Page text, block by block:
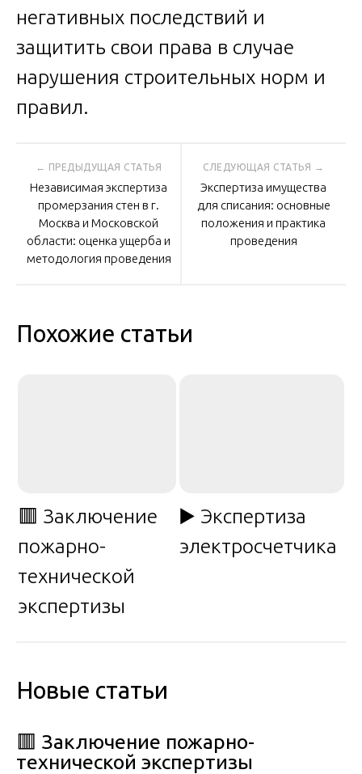
негативных последствий и
защитить свои права в случае
нарушения строительных норм и
правил.
Навигация
по
записям
Независимая экспертиза
промерзания стен в г.
Москва и Московской
области: оценка ущерба и
методология проведения
Экспертиза имущества
для списания: основные
положения и практика
проведения
Похожие статьи
🟥 Заключение
пожарно-
технической
экспертизы
▶️ Экспертиза
электросчетчика
Новые статьи
🟥 Заключение пожарно-
технической экспертизы